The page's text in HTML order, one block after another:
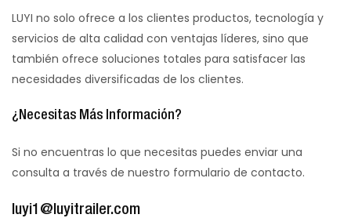
LUYI no solo ofrece a los clientes productos, tecnología y
servicios de alta calidad con ventajas líderes, sino que
también ofrece soluciones totales para satisfacer las
necesidades diversificadas de los clientes.
¿Necesitas Más Información?
Si no encuentras lo que necesitas puedes enviar una
consulta a través de nuestro formulario de contacto.
luyi1@luyitrailer.com